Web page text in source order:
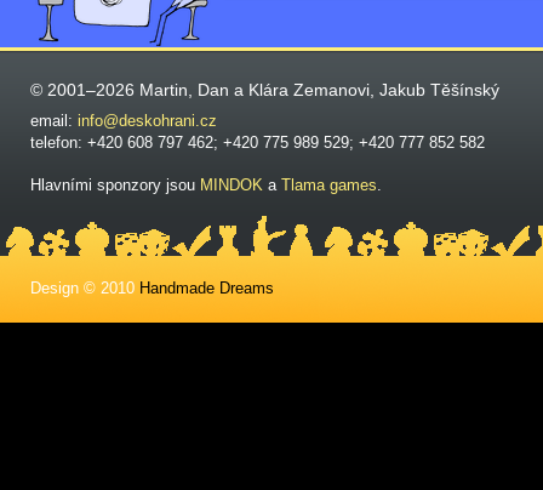
© 2001–2026 Martin, Dan a Klára Zemanovi, Jakub Těšínský
email: info@deskohrani.cz
telefon: +420 608 797 462; +420 775 989 529; +420 777 852 582
Hlavními sponzory jsou MINDOK a Tlama games.
Design © 2010 Handmade Dreams